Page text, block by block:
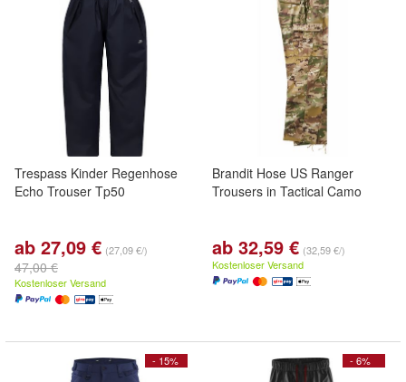
Trespass Kinder Regenhose
Echo Trouser Tp50
ab 27,09 € (27,09 €/)
47,00 €
Kostenloser Versand
Brandit Hose US Ranger
Trousers in Tactical Camo
ab 32,59 € (32,59 €/)
Kostenloser Versand
- 15% - 6%